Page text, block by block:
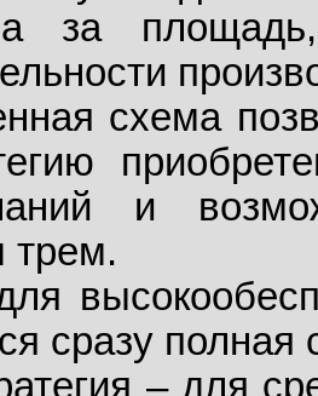
за площадь,
схема
и
сразу полная
– для